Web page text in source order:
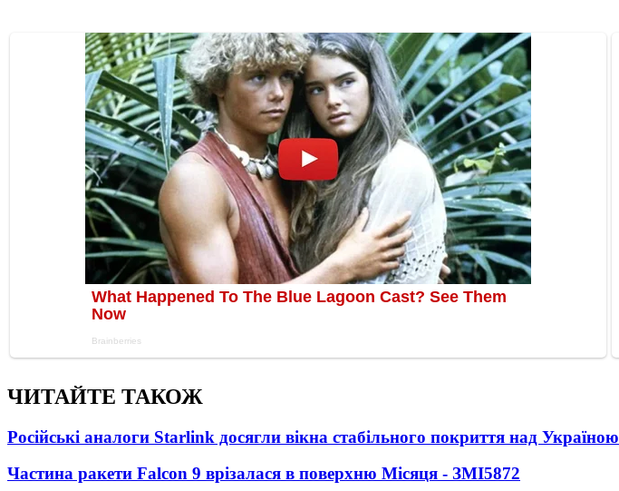
ЧИТАЙТЕ ТАКОЖ
Російські аналоги Starlink досягли вікна стабільного покриття над Україною
Частина ракети Falcon 9 врізалася в поверхню Місяця - ЗМІ5872